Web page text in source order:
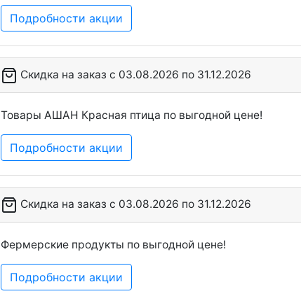
Подробности акции
Скидка на заказ c 03.08.2026 по 31.12.2026
Товары АШАН Красная птица по выгодной цене!
Подробности акции
Скидка на заказ c 03.08.2026 по 31.12.2026
Фермерские продукты по выгодной цене!
Подробности акции